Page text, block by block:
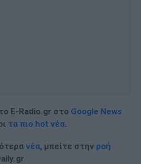
E-Radio.gr στο Google News
τα πιο hot νέα.
νέα, μπείτε στην ροή